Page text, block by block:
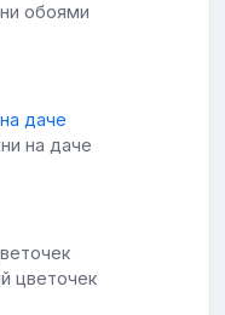
обоями
на даче
цветочек